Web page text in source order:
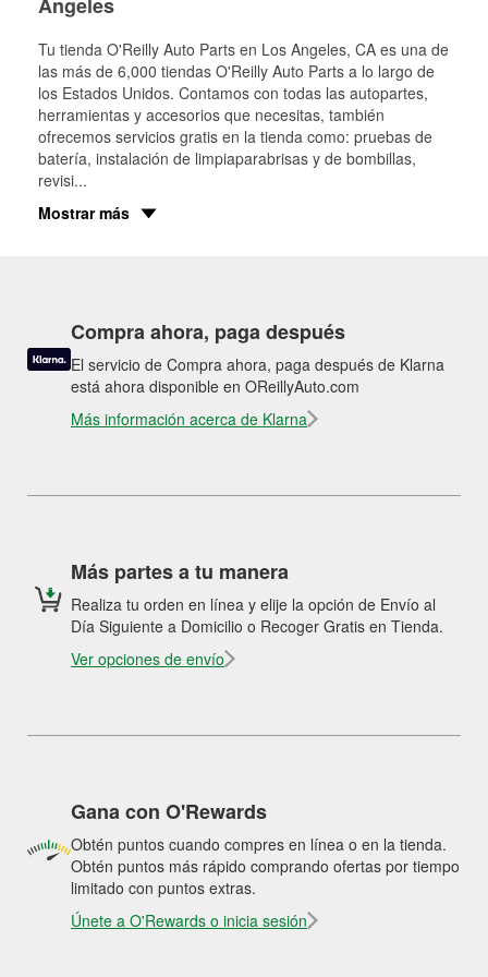
Tu tienda O'Reilly Auto Parts en Los Angeles, CA es una de
las más de 6,000 tiendas O'Reilly Auto Parts a lo largo de
los Estados Unidos. Contamos con todas las autopartes,
herramientas y accesorios que necesitas, también
ofrecemos servicios gratis en la tienda como: pruebas de
batería, instalación de limpiaparabrisas y de bombillas,
revisi...
Mostrar más
Compra ahora, paga después
El servicio de Compra ahora, paga después de Klarna
está ahora disponible en OReillyAuto.com
Más información acerca de Klarna
Más partes a tu manera
Realiza tu orden en línea y elije la opción de Envío al
Día Siguiente a Domicilio o Recoger Gratis en Tienda.
Ver opciones de envío
Gana con O'Rewards
Obtén puntos cuando compres en línea o en la tienda.
Obtén puntos más rápido comprando ofertas por tiempo
limitado con puntos extras.
Únete a O'Rewards o inicia sesión